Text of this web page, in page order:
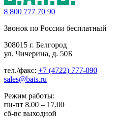
8 800 777 70 90
Звонок по России бесплатный
308015 г. Белгород
ул. Чичерина, д. 50Б
тел./факс: +7 (4722) 777-090
sales@bats.ru
Режим работы:
пн-пт 8.00 – 17.00
сб-вс выходной